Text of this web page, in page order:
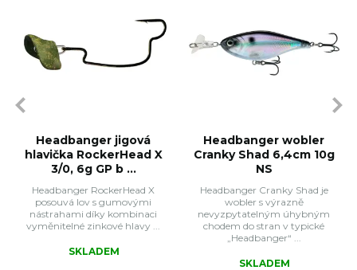
Headbanger jigová
hlavička RockerHead X
3/0, 6g GP b ...
Headbanger RockerHead X
posouvá lov s gumovými
nástrahami díky kombinaci
vyměnitelné zinkové hlavy ...
SKLADEM
Headbanger wobler
Cranky Shad 6,4cm 10g
NS
Headbanger Cranky Shad je
wobler s výrazně
nevyzpytatelným úhybným
chodem do stran v typické
„Headbanger“ ...
SKLADEM